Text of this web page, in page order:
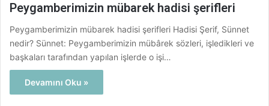
Peygamberimizin mübarek hadisi şerifleri
Peygamberimizin mübarek hadisi şerifleri Hadisi Şerif, Sünnet
nedir? Sünnet: Peygamberimizin mübârek sözleri, işledikleri ve
başkaları tarafından yapılan işlerde o işi…
Devamını Oku »